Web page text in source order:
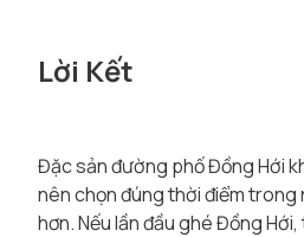
Lời Kết
Đặc sản đường phố Đồng Hới
nên chọn đúng thời điểm trong
hơn. Nếu lần đầu ghé Đồng